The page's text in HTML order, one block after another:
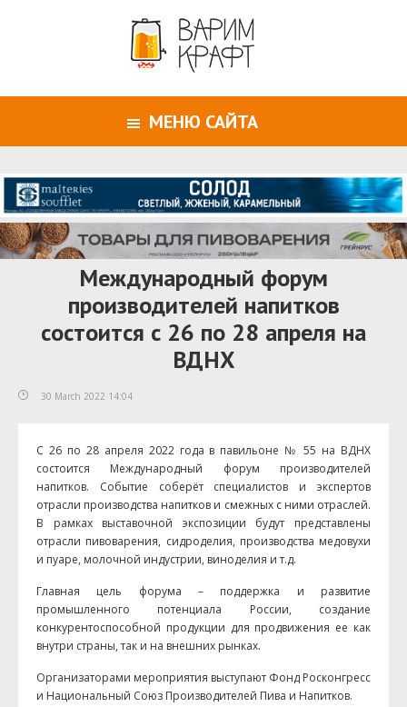
МЕНЮ САЙТА
Международный форум
производителей напитков
состоится с 26 по 28 апреля на
ВДНХ
30 March 2022 14:04
С 26 по 28 апреля 2022 года в павильоне № 55 на ВДНХ
состоится Международный форум производителей
напитков. Событие соберёт специалистов и экспертов
отрасли производства напитков и смежных с ними отраслей.
В рамках выставочной экспозиции будут представлены
отрасли пивоварения, сидроделия, производства медовухи
и пуаре, молочной индустрии, виноделия и т.д.
Главная цель форума – поддержка и развитие
промышленного потенциала России, создание
конкурентоспособной продукции для продвижения ее как
внутри страны, так и на внешних рынках.
Организаторами мероприятия выступают Фонд Росконгресс
и Национальный Союз Производителей Пива и Напитков.